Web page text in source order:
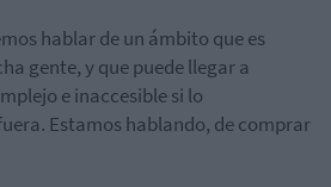
hablar de un ámbito que es
gente, y que puede llegar a
e inaccesible si lo
Estamos hablando, de comprar